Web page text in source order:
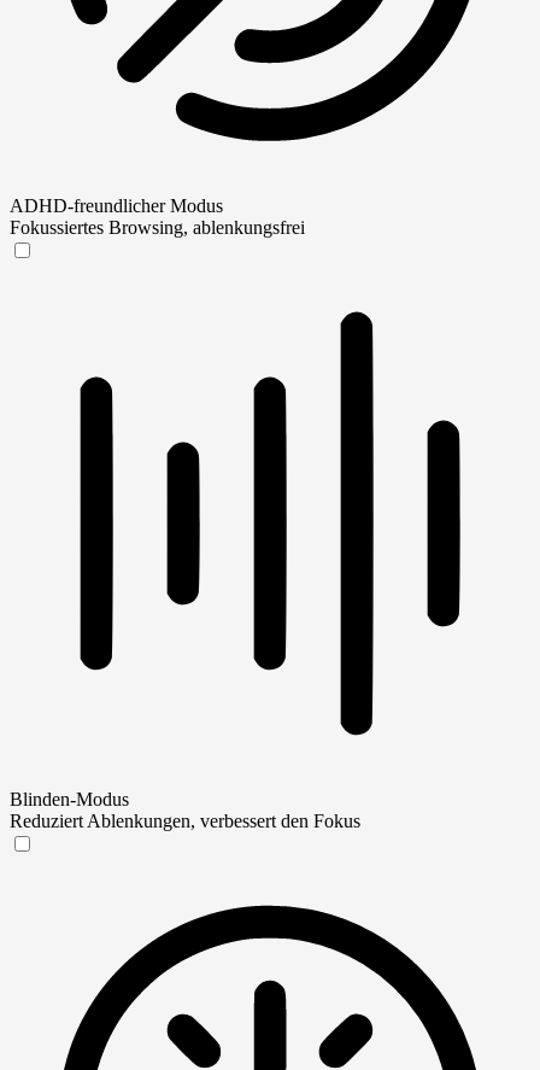
ADHD-freundlicher Modus
Fokussiertes Browsing, ablenkungsfrei
Blinden-Modus
Reduziert Ablenkungen, verbessert den Fokus